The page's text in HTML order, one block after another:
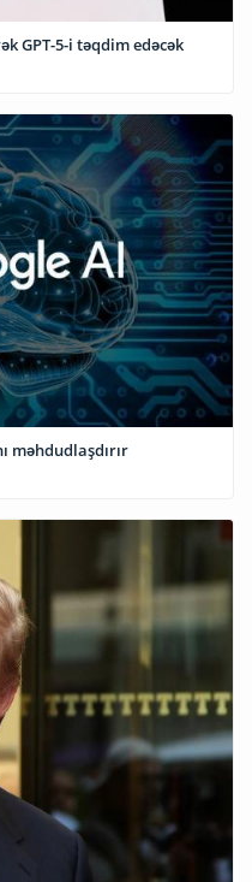
GPT-5-i təqdim edəcək
məhdudlaşdırır